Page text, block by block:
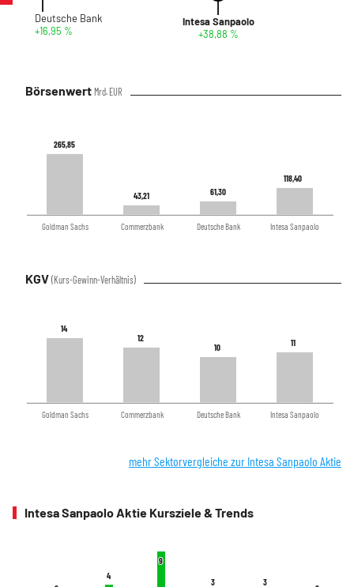
Deutsche Bank
+16,95 %
Intesa Sanpaolo
+38,88 %
Börsenwert Mrd. EUR
265,85
265,85
43,21
43,21 61,30
61,30
118,40
118,40
Goldman Sachs Commerzbank Deutsche Bank Intesa Sanpaolo
KGV (Kurs-Gewinn-Verhältnis)
14
14
12
12
10
10 11
11
Goldman Sachs Commerzbank Deutsche Bank Intesa Sanpaolo
mehr Sektorvergleiche zur Intesa Sanpaolo Aktie
Intesa Sanpaolo Aktie Kursziele & Trends
4
4
9
9
3
3 3
3